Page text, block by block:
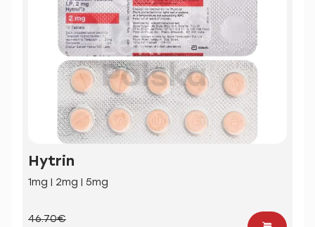
Hytrin
1mg | 2mg | 5mg
46.70€